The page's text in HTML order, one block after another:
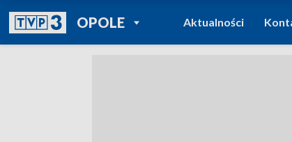
OPOLEPOWRÓT DO
TVP REGIONY
Aktualności